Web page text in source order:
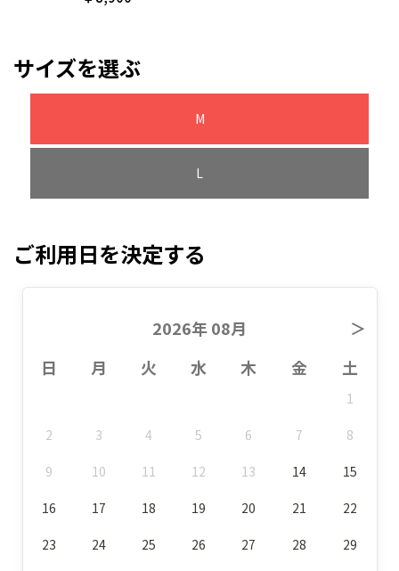
サイズを選ぶ
M
L
ご利用日を決定する
2026年 08月
＞
日
月 火 水 木 金 土
1
2 3 4 5 6 7 8
9 10 11 12 13 14 15
16 17 18 19 20 21 22
23 24 25 26 27 28 29